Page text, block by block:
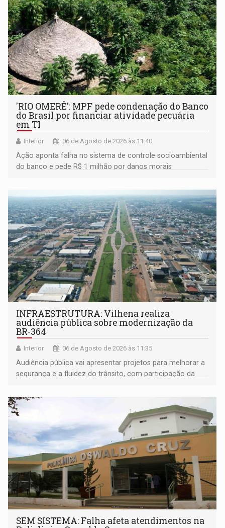
'RIO OMERÊ': MPF pede condenação do Banco
do Brasil por financiar atividade pecuária
em TI
Interior 06 de Agosto de 2026 às 11:40
Ação aponta falha no sistema de controle socioambiental
do banco e pede R$ 1 milhão por danos morais
INFRAESTRUTURA: Vilhena realiza
audiência pública sobre modernização da
BR-364
Interior 06 de Agosto de 2026 às 11:35
Audiência pública vai apresentar projetos para melhorar a
segurança e a fluidez do trânsito, com participação da
SEM SISTEMA: Falha afeta atendimentos na